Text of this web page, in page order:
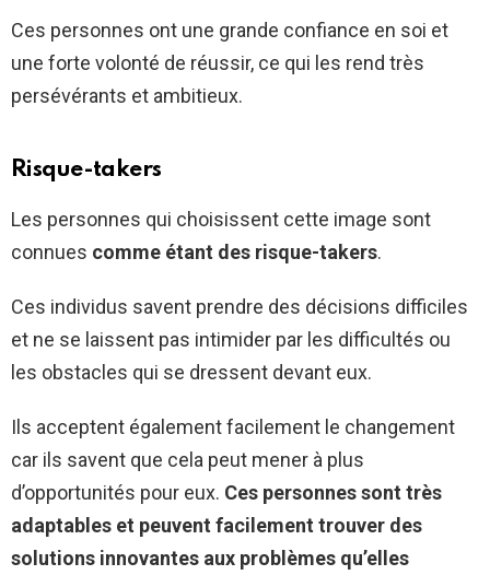
Ces personnes ont une grande confiance en soi et
une forte volonté de réussir, ce qui les rend très
persévérants et ambitieux.
Risque-takers
Les personnes qui choisissent cette image sont
connues comme étant des risque-takers.
Ces individus savent prendre des décisions difficiles
et ne se laissent pas intimider par les difficultés ou
les obstacles qui se dressent devant eux.
Ils acceptent également facilement le changement
car ils savent que cela peut mener à plus
d’opportunités pour eux. Ces personnes sont très
adaptables et peuvent facilement trouver des
solutions innovantes aux problèmes qu’elles